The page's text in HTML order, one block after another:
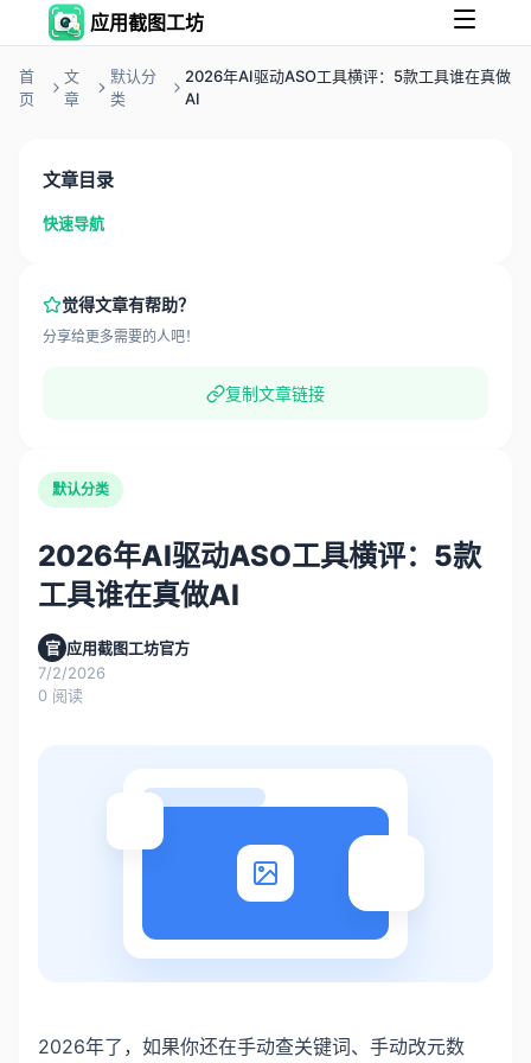
应用截图工坊
首
页
文
章
默认分
类
2026年AI驱动ASO工具横评：5款工具谁在真做
AI
文章目录
快速导航
觉得文章有帮助？
分享给更多需要的人吧！
复制文章链接
默认分类
2026年AI驱动ASO工具横评：5款
工具谁在真做AI
官 应用截图工坊官方
7/2/2026
0 阅读
2026年了，如果你还在手动查关键词、手动改元数